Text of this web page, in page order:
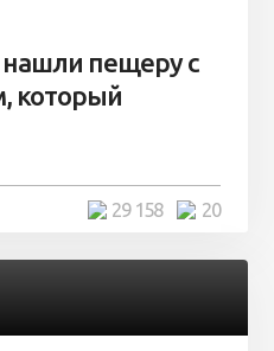
пещеру с
который
20
29 158